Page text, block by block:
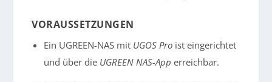
VORAUSSETZUNGEN
Ein UGREEN-NAS mit UGOS Proist eingerichtet
und über die UGREEN NAS-App erreichbar.